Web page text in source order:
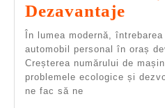
Dezavantaje
Un
În lumea modernă,
automobil personal în oraș
Creșterea numărului de
problemele ecologice și
ne fac să ne